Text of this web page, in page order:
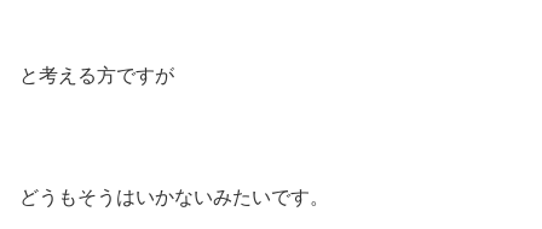
と考える方ですが
どうもそうはいかないみたいです。